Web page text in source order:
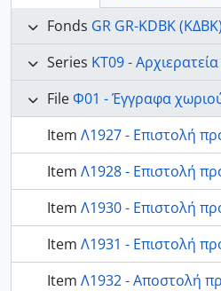
Fonds GR GR-KDBK (ΚΔΒΚ) AMSK -
Series ΚΤ09 - Αρχιερατεία Κωνστάντιου - Αλληλογραφία
FileΦ01 - Έγγραφα χωριού
Item Λ1927 - Επιστολή προς τον Μητροπολίτη Κωνστάντιο από τoν Σεβασμιότατο
Item Λ1928 - Επιστολή προς τον Μητροπολίτη Κωνστάντιο από τα
Item Λ1930 - Επιστολή προς τον Μητροπολίτη Κωνστάντιο
Item Λ1931 - Επιστολή προς τον
Item Λ1932 - Αποστολή προς τον